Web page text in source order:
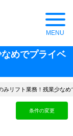
めでプライベ
みリフト業務！残業少な
条件の変更